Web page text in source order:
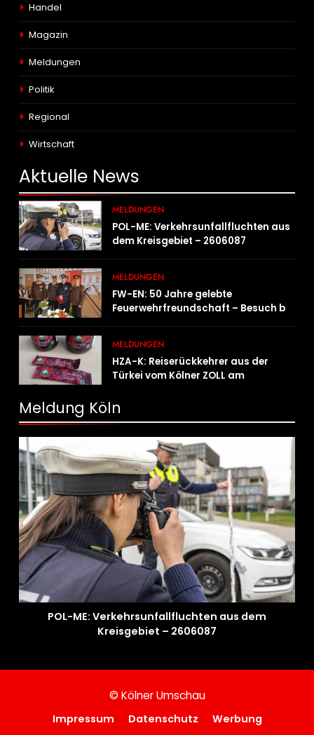
Handel
Magazin
Meldungen
Politik
Regional
Wirtschaft
Aktuelle News
MELDUNGEN
POL-ME: Verkehrsunfallfluchten aus
dem Kreisgebiet – 2606087
MELDUNGEN
FW-EN: 50 Jahre gelebte
Feuerwehrfreundschaft – Besuch bei
MELDUNGEN
HZA-K: Reiserückkehrer aus der
Türkei vom Kölner ZOLL am
Potenzhonig erwischt / Gefährlicher
Trend hält an
Meldung Köln
POL-ME: Verkehrsunfallfluchten aus dem
Kreisgebiet – 2606087
© Kölner Umschau
Impressum Datenschutz Werbung